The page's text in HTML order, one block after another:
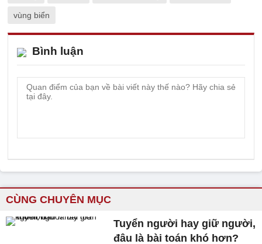
vùng biển
Bình luận
CÙNG CHUYÊN MỤC
Tuyển người hay giữ người,
đâu là bài toán khó hơn?